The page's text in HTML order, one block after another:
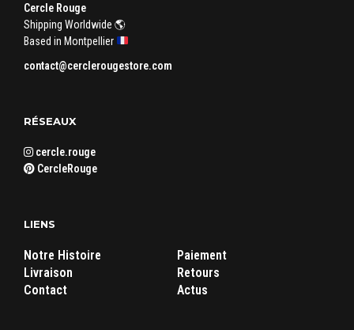
Cercle Rouge
Shipping Worldwide 🌎
Based in Montpellier
contact@cerclerougestore.com
RÉSEAUX
cercle.rouge
CercleRouge
LIENS
Notre Histoire
Livraison
Contact
Paiement
Retours
Actus